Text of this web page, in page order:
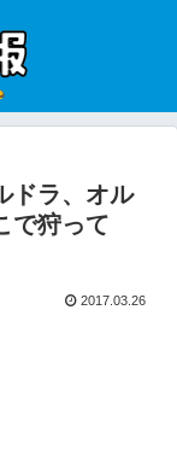
ドラ、オル
で狩って
2017.03.26